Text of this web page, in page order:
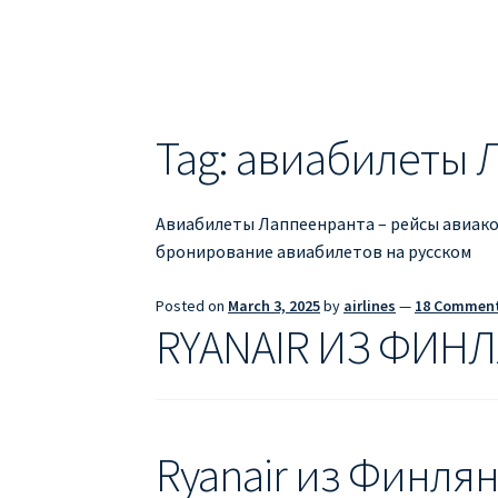
Информация по бронированию билетов
ПРАВИЛА РЕГИСТРАЦИИ ПРИЛОЖЕНИЕ
РЕГИСТРАЦИЯ НА РЕЙС RYANAIR
Tag: авиабилеты
Авиабилеты Лаппеенранта – рейсы
бронирование авиабилетов на русском
Posted on March 3, 2025by airlines — 18
RYANAIR ИЗ
Ryanair из